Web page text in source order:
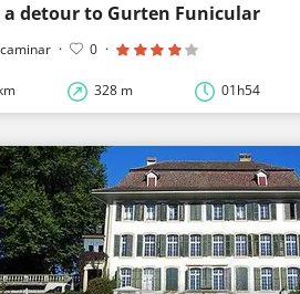
a detour to Gurten Funicular
· 0 ·
328 m 01h54